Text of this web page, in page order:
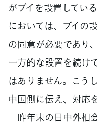
がブイを設置してい
においては、ブイの
の同意が必要であり
一方的な設置を続け
はありません。こう
中国側に伝え、対応
昨年末の日中外相